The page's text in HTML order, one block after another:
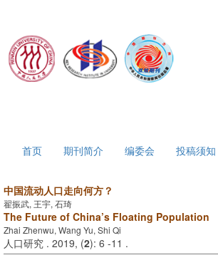
首页 期刊简介 编委会 投稿须知
中国流动人口走向何方？
翟振武, 王宇, 石琦
The Future of China’s Floating Population
Zhai Zhenwu, Wang Yu, Shi Qi
人口研究 . 2019, (2): 6 -11 .